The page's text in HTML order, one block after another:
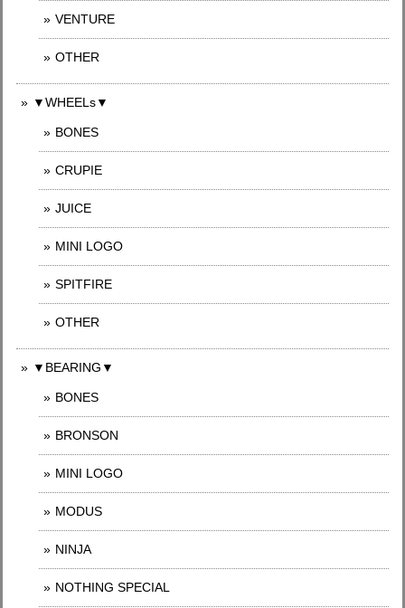
VENTURE
OTHER
▼WHEELs▼
BONES
CRUPIE
JUICE
MINI LOGO
SPITFIRE
OTHER
▼BEARING▼
BONES
BRONSON
MINI LOGO
MODUS
NINJA
NOTHING SPECIAL